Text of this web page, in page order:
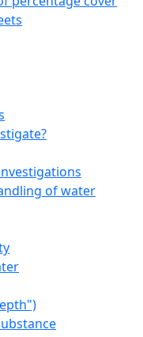
of water